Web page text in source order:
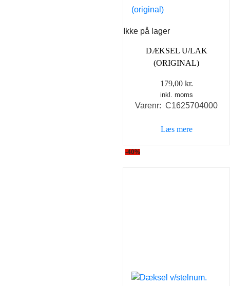
Ikke på lager
DÆKSEL U/LAK
(ORIGINAL)
179,00 kr.
inkl. moms
Varenr: C1625704000
Læs mere
-40%